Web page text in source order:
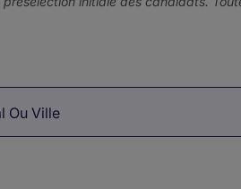
Ou Ville